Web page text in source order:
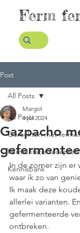
Post
All Posts
Gerechten met
Fermentatie recepten
Kennisbank
All Posts
Gazpacho
Margot
4 jul 2024
In de zomer zijn er
waar ik zo van
Ik maak deze
allerlei varianten.
gefermenteerde
ontbreken.